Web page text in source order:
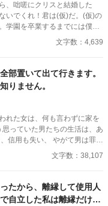
、咄嗟にクリスと結婚した
いでくれ！君は(仮)だ。(仮)の
学園を卒業するまでには僕は
で兄王子4人と姉王女に可愛
文字数：4,639
部置いて出て行きます。
りません。
れた女は、何も言わずに家を
文字数：38,107
たから、離縁して使用人
自立した私は離縁だけさ